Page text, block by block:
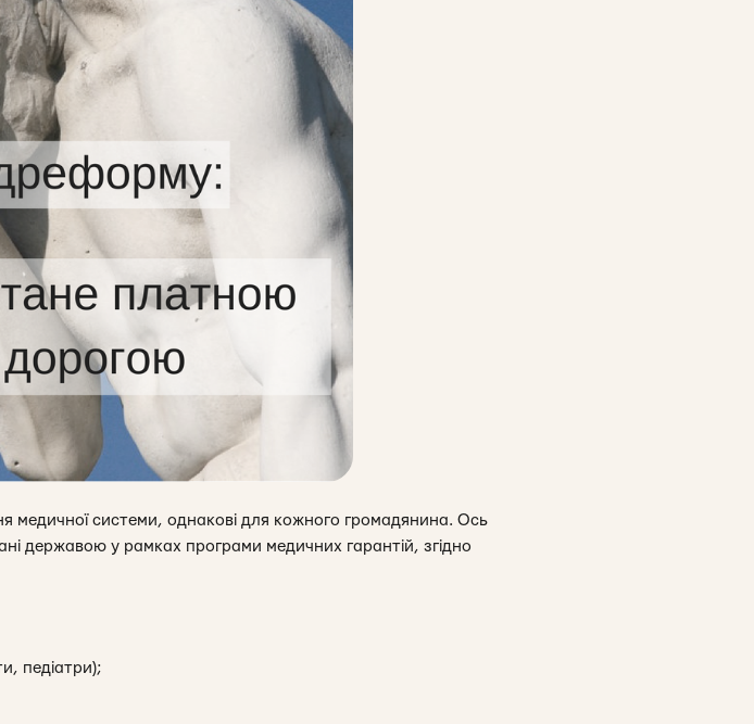
медичної системи, однакові для кожного громадянина. Ось
державою у рамках програми медичних гарантій, згідно
педіатри);